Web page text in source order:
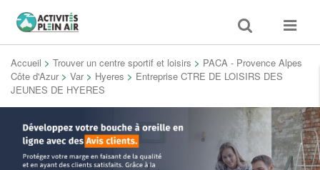
Toggle
search
Toggle
Accueil > Trouver un centre sportif et loisirs > PACA - Provence Alpes
Côte d'Azur > Var > Hyeres > Entreprise CTRE DE LOISIRS DES
JEUNES DE HYERES